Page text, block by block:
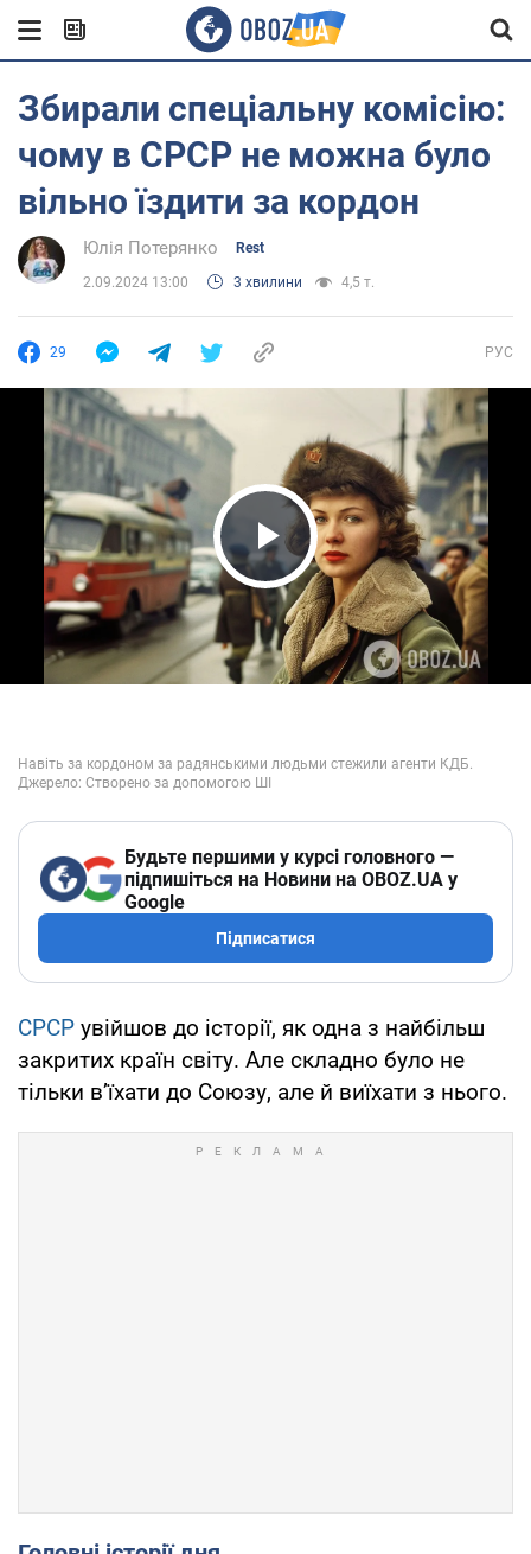
Збирали спеціальну комісію:
чому в СРСР не можна було
вільно їздити за кордон
Юлія Потерянко Rest
2.09.2024 13:00 3 хвилини 4,5 т.
29 РУС
Play Video
Будьте першими у курсі головного —
підпишіться на Новини на OBOZ.UA у
Google
Підписатися
СРСР увійшов до історії, як одна з найбільш
закритих країн світу. Але складно було не
тільки в’їхати до Союзу, але й виїхати з нього.